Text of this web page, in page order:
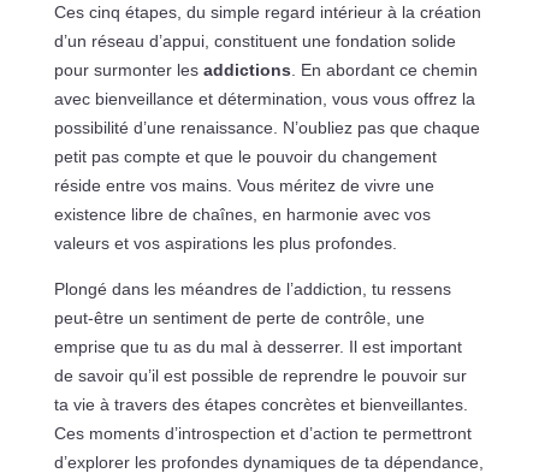
Ces cinq étapes, du simple regard intérieur à la création
d’un réseau d’appui, constituent une fondation solide
pour surmonter les addictions . En abordant ce chemin
avec bienveillance et détermination, vous vous offrez la
possibilité d’une renaissance. N’oubliez pas que chaque
petit pas compte et que le pouvoir du changement
réside entre vos mains. Vous méritez de vivre une
existence libre de chaînes, en harmonie avec vos
valeurs et vos aspirations les plus profondes.
Plongé dans les méandres de l’addiction, tu ressens
peut-être un sentiment de perte de contrôle, une
emprise que tu as du mal à desserrer. Il est important
de savoir qu’il est possible de reprendre le pouvoir sur
ta vie à travers des étapes concrètes et bienveillantes.
Ces moments d’introspection et d’action te permettront
d’explorer les profondes dynamiques de ta dépendance,